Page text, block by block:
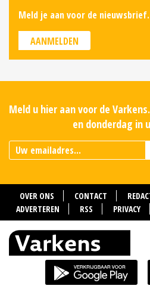
Meld je aan voor de nieuwsbrief.
AANMELDEN
Meld u hier aan voor de
en donderdag in
OVER ONS CONTACT
ADVERTEREN
RSS PRIVACY